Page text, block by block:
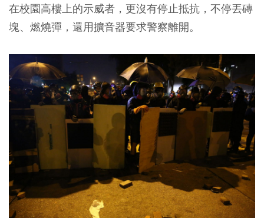
在校園高樓上的示威者，更沒有停止抵抗，不停丟磚
塊、燃燒彈，還用擴音器要求警察離開。